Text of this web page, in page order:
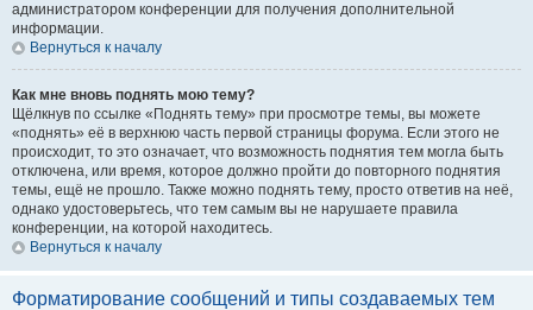
администратором конференции для получения дополнительной
информации.
Вернуться к началу
Как мне вновь поднять мою тему?
Щёлкнув по ссылке «Поднять тему» при просмотре темы, вы можете
«поднять» её в верхнюю часть первой страницы форума. Если этого не
происходит, то это означает, что возможность поднятия тем могла быть
отключена, или время, которое должно пройти до повторного поднятия
темы, ещё не прошло. Также можно поднять тему, просто ответив на неё,
однако удостоверьтесь, что тем самым вы не нарушаете правила
конференции, на которой находитесь.
Вернуться к началу
Форматирование сообщений и типы создаваемых тем